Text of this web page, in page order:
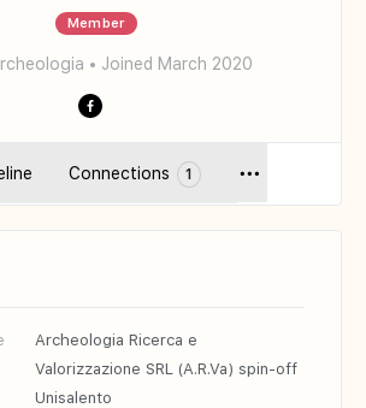
Member
• Joined March 2020
Connections 1
Archeologia Ricerca e
Valorizzazione SRL (A.R.Va) spin-off
Unisalento